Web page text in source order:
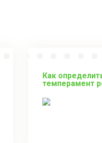
Как
темперамент